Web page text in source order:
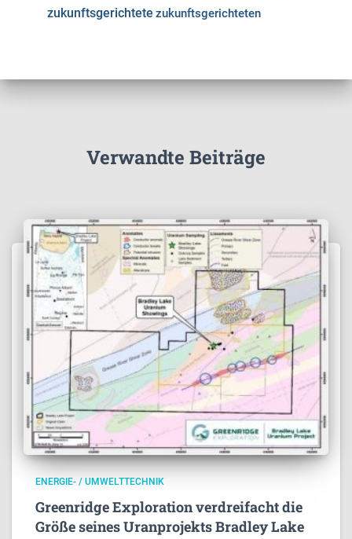
zukunftsgerichtete zukunftsgerichteten
Verwandte Beiträge
ENERGIE- / UMWELTTECHNIK
Greenridge Exploration verdreifacht die
Größe seines Uranprojekts Bradley Lake